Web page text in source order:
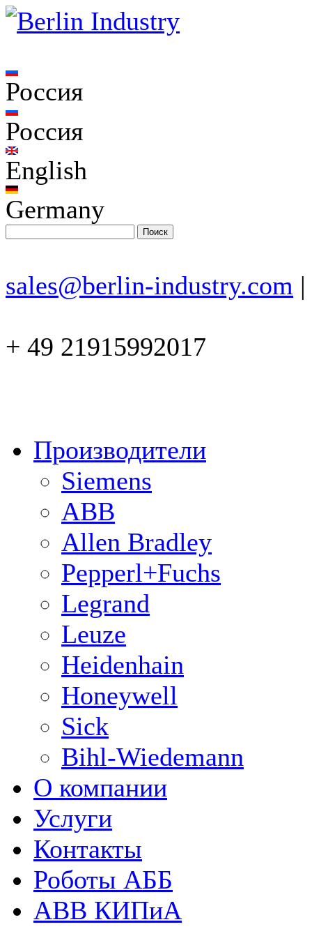
Россия
Россия
English
Germany
sales@berlin-industry.com |
+ 49 21915992017
Производители
Siemens
ABB
Allen Bradley
Pepperl+Fuchs
Legrand
Leuze
Heidenhain
Honeywell
Sick
Bihl-Wiedemann
О компании
Услуги
Контакты
Роботы АББ
ABB КИПиА